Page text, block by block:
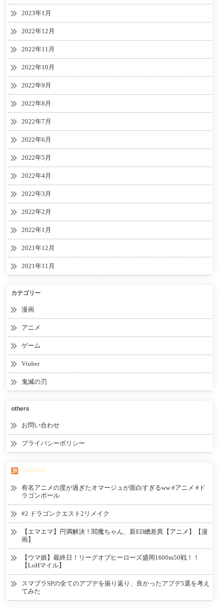
2023年1月
2022年12月
2022年11月
2022年10月
2022年9月
2022年8月
2022年7月
2022年6月
2022年5月
2022年4月
2022年3月
2022年2月
2022年1月
2021年12月
2021年11月
カテゴリー
漫画
アニメ
ゲーム
Vtuber
鬼滅の刃
others
お問い合わせ
プライバシーポリシー
Tmatome
有名アニメの度が過ぎたオマージュが面白すぎるww #アニメ #ド
ラゴンボール
#2 ドラゴンクエスト2リメイク
【エマエマ】円満解決！閻魔ちゃん、新ED總差異【アニメ】【漫
画】
【ウマ娘】最終日！リーグオブヒーローズ盛岡1600m50戦！！
【LoHマイル】
スマブラSPの全てのアプデを振り返り、良かったアプデ5選を考え
てみた